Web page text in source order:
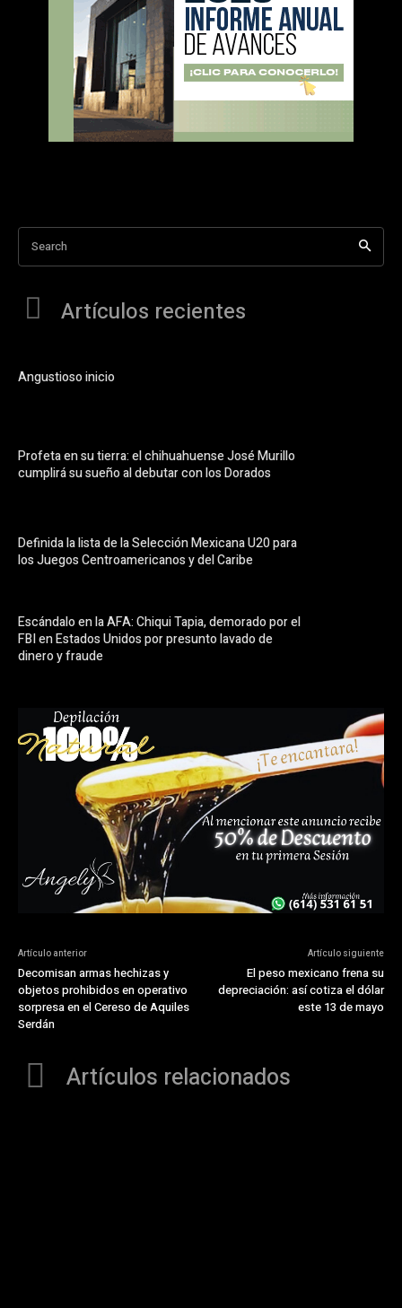
Search
Artículos recientes
Angustioso inicio
Profeta en su tierra: el chihuahuense José Murillo
cumplirá su sueño al debutar con los Dorados
Definida la lista de la Selección Mexicana U20 para
los Juegos Centroamericanos y del Caribe
Escándalo en la AFA: Chiqui Tapia, demorado por el
FBI en Estados Unidos por presunto lavado de
dinero y fraude
Artículo anterior
Decomisan armas hechizas y
objetos prohibidos en operativo
sorpresa en el Cereso de Aquiles
Serdán
Artículo siguiente
El peso mexicano frena su
depreciación: así cotiza el dólar
este 13 de mayo
Artículos relacionados